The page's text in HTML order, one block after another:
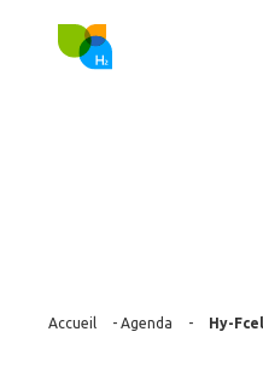
Accueil - Agenda - Hy-Fcell